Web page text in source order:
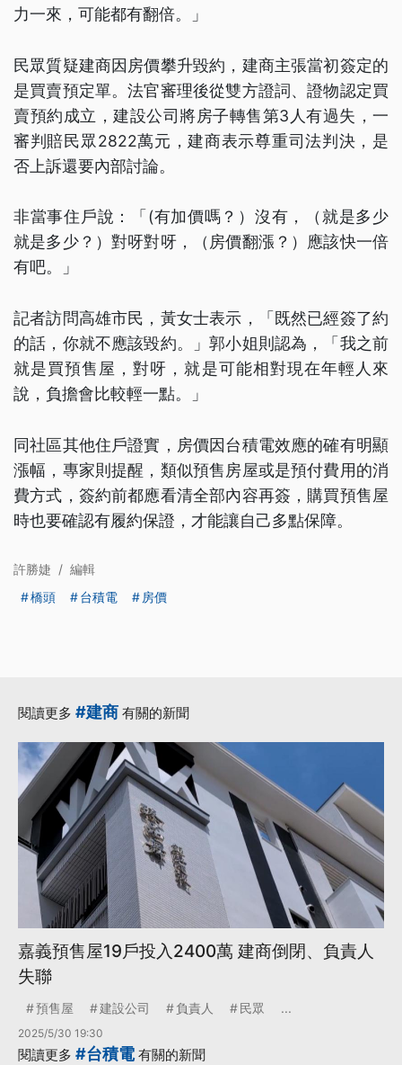
力一來，可能都有翻倍。」
民眾質疑建商因房價攀升毀約，建商主張當初簽定的
是買賣預定單。法官審理後從雙方證詞、證物認定買
賣預約成立，建設公司將房子轉售第3人有過失，一
審判賠民眾2822萬元，建商表示尊重司法判決，是
否上訴還要內部討論。
非當事住戶說：「(有加價嗎？）沒有，（就是多少
就是多少？）對呀對呀，（房價翻漲？）應該快一倍
有吧。」
記者訪問高雄市民，黃女士表示，「既然已經簽了約
的話，你就不應該毀約。」郭小姐則認為，「我之前
就是買預售屋，對呀，就是可能相對現在年輕人來
說，負擔會比較輕一點。」
同社區其他住戶證實，房價因台積電效應的確有明顯
漲幅，專家則提醒，類似預售房屋或是預付費用的消
費方式，簽約前都應看清全部內容再簽，購買預售屋
時也要確認有履約保證，才能讓自己多點保障。
許勝婕 / 編輯
橋頭
台積電 房價
閱讀更多 #建商 有關的新聞
嘉義預售屋19戶投入2400萬 建商倒閉、負責人
失聯
預售屋 建設公司 負責人 民眾 ...
2025/5/30 19:30
閱讀更多 #台積電有關的新聞